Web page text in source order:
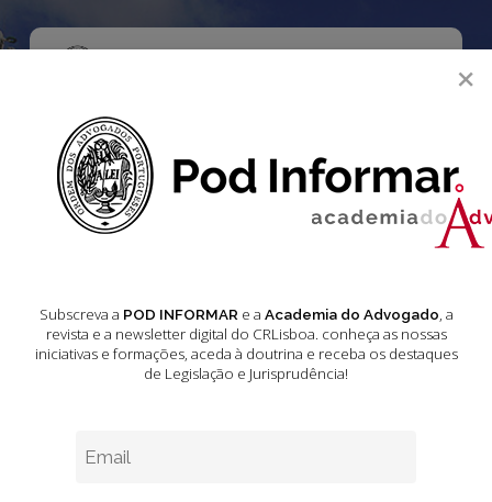
to
main
Menu
Academia do Advogado
Acórdãos do Supremo Tribunal de Justiça
Jurisprudência –
Acórdãos do
de Justiça
×
Subscreva a POD INFORMARe a Academia do Advogado, a
revista e a newsletter digital do CRLisboa. conheça as nossas
iniciativas e formações, aceda à doutrina e receba os destaques
de Legislação e Jurisprudência!